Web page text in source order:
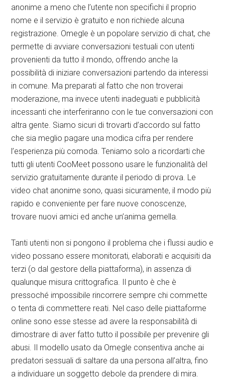
anonime a meno che l’utente non specifichi il proprio
nome e il servizio è gratuito e non richiede alcuna
registrazione. Omegle è un popolare servizio di chat, che
permette di avviare conversazioni testuali con utenti
provenienti da tutto il mondo, offrendo anche la
possibilità di iniziare conversazioni partendo da interessi
in comune. Ma preparati al fatto che non troverai
moderazione, ma invece utenti inadeguati e pubblicità
incessanti che interferiranno con le tue conversazioni con
altra gente. Siamo sicuri di trovarti d’accordo sul fatto
che sia meglio pagare una modica cifra per rendere
l’esperienza più comoda. Teniamo solo a ricordarti che
tutti gli utenti CooMeet possono usare le funzionalità del
servizio gratuitamente durante il periodo di prova. Le
video chat anonime sono, quasi sicuramente, il modo più
rapido e conveniente per fare nuove conoscenze,
trovare nuovi amici ed anche un’anima gemella.
Tanti utenti non si pongono il problema che i flussi audio e
video possano essere monitorati, elaborati e acquisiti da
terzi (o dal gestore della piattaforma), in assenza di
qualunque misura crittografica. Il punto è che è
pressoché impossibile rincorrere sempre chi commette
o tenta di commettere reati. Nel caso delle piattaforme
online sono esse stesse ad avere la responsabilità di
dimostrare di aver fatto tutto il possibile per prevenire gli
abusi. Il modello usato da Omegle consentiva anche ai
predatori sessuali di saltare da una persona all’altra, fino
a individuare un soggetto debole da prendere di mira.